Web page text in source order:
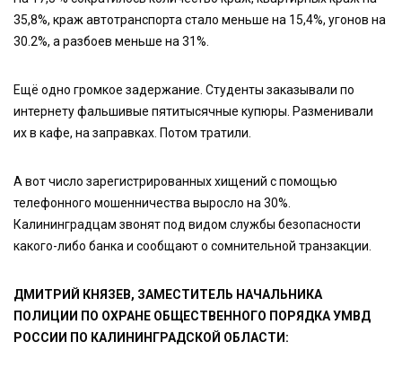
35,8%, краж автотранспорта стало меньше на 15,4%, угонов на
30.2%, а разбоев меньше на 31%.
Ещё одно громкое задержание. Студенты заказывали по
интернету фальшивые пятитысячные купюры. Разменивали
их в кафе, на заправках. Потом тратили.
А вот число зарегистрированных хищений с помощью
телефонного мошенничества выросло на 30%.
Калининградцам звонят под видом службы безопасности
какого-либо банка и сообщают о сомнительной транзакции.
ДМИТРИЙ КНЯЗЕВ, ЗАМЕСТИТЕЛЬ НАЧАЛЬНИКА
ПОЛИЦИИ ПО ОХРАНЕ ОБЩЕСТВЕННОГО ПОРЯДКА УМВД
РОССИИ ПО КАЛИНИНГРАДСКОЙ ОБЛАСТИ: